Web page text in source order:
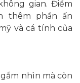
gian. Điểm
thêm phần ấn
và cá tính của
nhìn mà còn